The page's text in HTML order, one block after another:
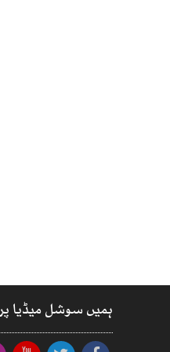
ہمیں سوشل میڈیا